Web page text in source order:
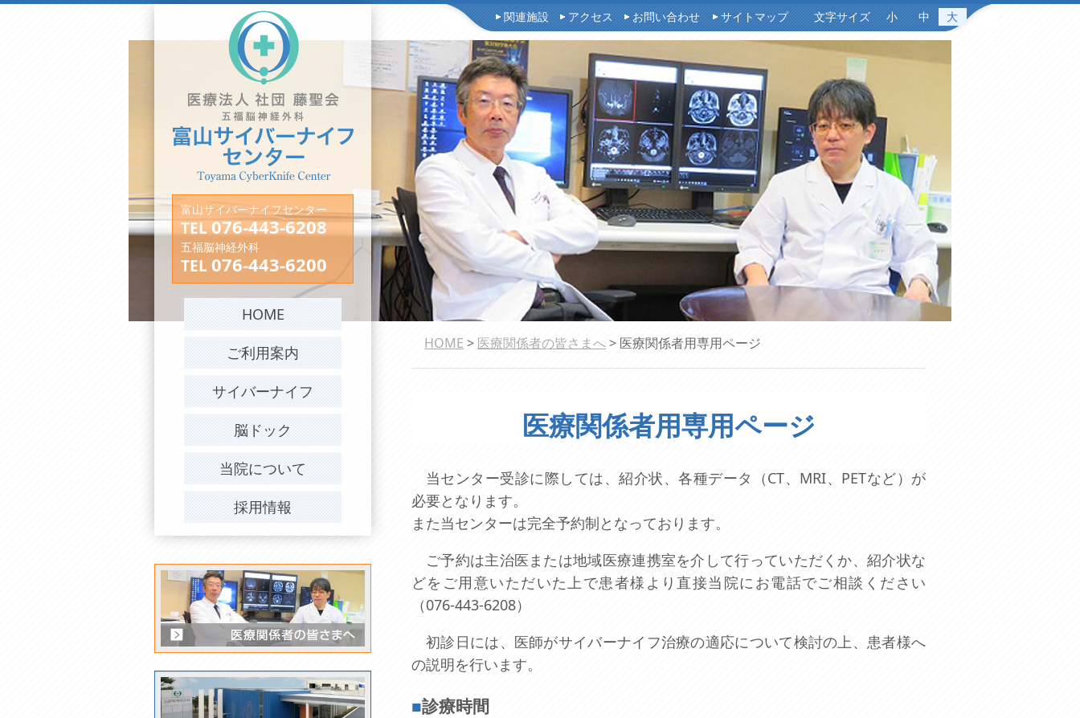
関連施設 アクセス お問い合わせ サイトマップ 文字サイズ 小 中 大
富山サイバーナイフセンター
TEL 076-443-6208
五福脳神経外科
TEL 076-443-6200
HOME
ご利用案内
サイバーナイフ
脳ドック
当院について
採用情報
HOME > 医療関係者の皆さまへ> 医療関係者用専用ページ
医療関係者用専用ページ
当センター受診に際しては、紹介状、各種データ（CT、MRI、PETなど）が
必要となります。
また当センターは完全予約制となっております。
ご予約は主治医または地域医療連携室を介して行っていただくか、紹介状な
どをご用意いただいた上で患者様より直接当院にお電話でご相談ください
（076-443-6208）
初診日には、医師がサイバーナイフ治療の適応について検討の上、患者様へ
の説明を行います。
■診療時間